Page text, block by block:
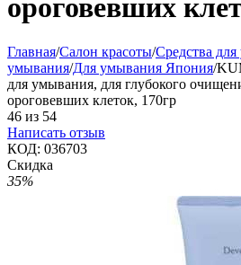
ороговевших
Главная/Салон красоты/Средства
умывания/Для умывания Япония/
для умывания, для глубокого
ороговевших клеток, 170гр
46 из 54
Написать отзыв
КОД: 036703
Скидка
35%